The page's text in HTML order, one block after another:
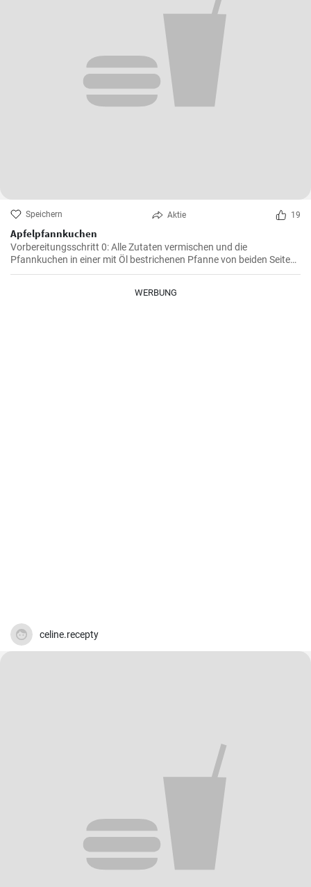
Speichern Aktie 19
Apfelpfannkuchen
Vorbereitungsschritt 0: Alle Zutaten vermischen und die
Pfannkuchen in einer mit Öl bestrichenen Pfanne von beiden Seiten
braten.
WERBUNG
celine.recepty